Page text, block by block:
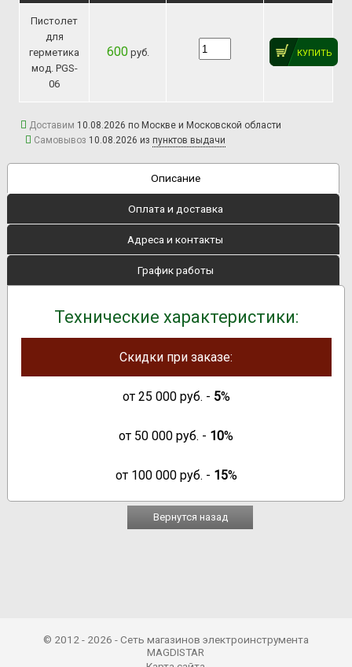
Пистолет
для
герметика
мод. PGS-
06
600руб. КУПИТЬ
Доставим 10.08.2026 по Москве и Московской области
Самовывоз 10.08.2026 из пунктов выдачи
Описание
Оплата и доставка
Адреса и контакты
График работы
Технические характеристики:
Скидки при заказе:
от 25 000руб. - 5%
от 50 000 руб. - 10%
от 100 000руб. - 15%
Вернутся назад
© 2012 - 2026 - Сеть магазинов электроинструмента
MAGDISTAR